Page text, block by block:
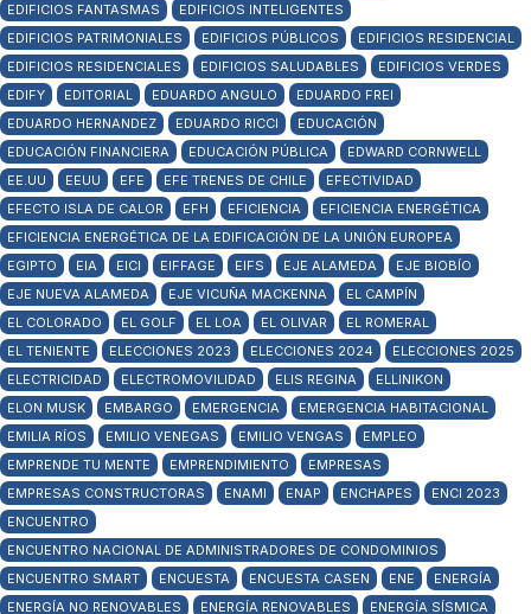
EDIFICIOS FANTASMAS
EDIFICIOS INTELIGENTES
EDIFICIOS PATRIMONIALES
EDIFICIOS PÚBLICOS
EDIFICIOS RESIDENCIAL
EDIFICIOS RESIDENCIALES
EDIFICIOS SALUDABLES
EDIFICIOS VERDES
EDIFY
EDITORIAL EDUARDO ANGULO
EDUARDO FREI
EDUARDO HERNANDEZ
EDUARDO RICCI
EDUCACIÓN
EDUCACIÓN FINANCIERA
EDUCACIÓN PÚBLICA
EDWARD CORNWELL
EE.UU
EEUU EFE EFE TRENES DE CHILE
EFECTIVIDAD
EFECTO ISLA DE CALOR
EFH EFICIENCIA
EFICIENCIA ENERGÉTICA
EFICIENCIA ENERGÉTICA DE LA EDIFICACIÓN DE LA UNIÓN EUROPEA
EGIPTO
EIA EICI EIFFAGE EIFS EJE ALAMEDA
EJE BIOBÍO
EJE NUEVA ALAMEDA
EJE VICUÑA MACKENNA
EL CAMPÍN
EL COLORADO
EL GOLF EL LOA EL OLIVAR
EL ROMERAL
EL TENIENTE
ELECCIONES 2023 ELECCIONES 2024
ELECCIONES 2025
ELECTRICIDAD
ELECTROMOVILIDAD ELIS REGINA
ELLINIKON
ELON MUSK
EMBARGO EMERGENCIA
EMERGENCIA HABITACIONAL
EMILIA RÍOS
EMILIO VENEGAS EMILIO VENGAS
EMPLEO
EMPRENDE TU MENTE
EMPRENDIMIENTO
EMPRESAS
EMPRESAS CONSTRUCTORAS
ENAMI ENAP ENCHAPES
ENCI 2023
ENCUENTRO
ENCUENTRO NACIONAL DE ADMINISTRADORES DE CONDOMINIOS
ENCUENTRO SMART
ENCUESTA ENCUESTA CASEN ENE
ENERGÍA
ENERGÍA NO RENOVABLES
ENERGÍA RENOVABLES
ENERGÍA SÍSMICA